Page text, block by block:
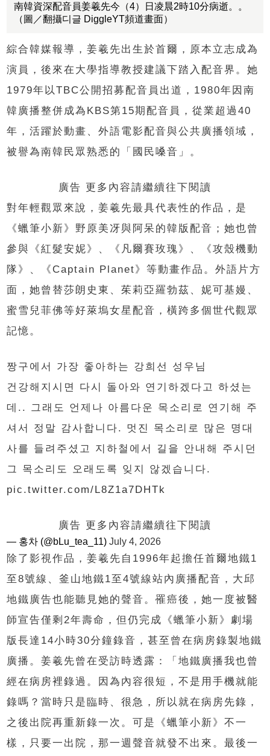
南韓資深配音員姜羲先今（4）日凌晨2時10分病逝。。
（圖／翻攝디글 DiggleYT頻道畫面）
綜合韓媒報導，姜羲先出生於首爾，原本立志成為
演員，後來在大學指導教授建議下踏入配音界。她
1979年以TBC公開招募配音員出道，1980年因南
韓廣播整併成為KBS第15期配音員，從業超過40
年，活躍於動畫、外語電影配音與公共廣播領域，
被譽為南韓民眾熟悉的「國民嗓音」。
廣告 更多內容請繼續往下閱讀
對年輕觀眾來說，姜羲先最具代表性的作品，是
《蠟筆小新》野原美冴與阿呆的韓版配音；她也曾
參與《紅髮安妮》、《凡爾賽玫瑰》、《攻殼機動
隊》、《Captain Planet》等動畫作品。外語片方
面，她曾替莎朗史東、茱莉亞羅勃茲、妮可基嫚、
蜜雪兒菲佛等好萊塢女星配音，橫跨多個世代觀眾
記憶。
짱구에서 가장 좋아하는 강희선 성우님
건강해지시면 다시 돌아와 연기하겠다고 하셨는
데.. 그래도 언제나 아름다운 목소리로 연기해 주
셔서 정말 감사합니다. 멋진 목소리로 많은 명대
사를 들려주셨고 지하철에서 길을 안내해 주시던
그 목소리도 오래도록 잊지 않겠습니다.
pic.twitter.com/L8Z1a7DHTk
廣告 更多內容請繼續往下閱讀
— 홍차 (@bLu_tea_11)July 4, 2026
除了影視作品，姜羲先自1996年起擔任首爾地鐵1
至8號線、釜山地鐵1至4號線站內廣播配音，大邱
地鐵廣告也能聽見她的聲音。罹癌後，她一度被醫
師宣告僅剩2年壽命，但仍完成《蠟筆小新》劇場
版長達14小時30分鐘錄音，甚至曾在病房錄製地鐵
廣播。姜羲先曾在受訪時透露：「地鐵廣播我也曾
經在病房裡錄過。因為內容很短，不是用手機就能
錄嗎？當時只是臨時、很急，所以就在病房先錄，
之後出院再重新錄一次。可是《蠟筆小新》不一
樣，只要一出院，那一週聲音就發不出來。最後一